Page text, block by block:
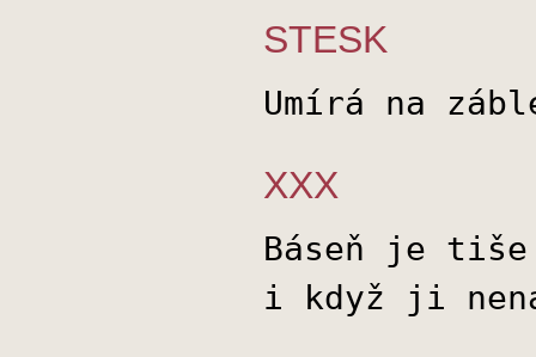
STESK
Umírá na
XXX
Báseň je tiše
i když ji